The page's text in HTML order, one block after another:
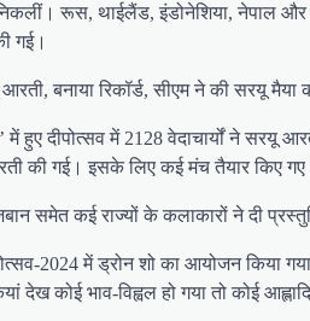
निकलीं। रूस, थाईलैंड, इंडोनेशिया, नेपाल
गई।
आरती, बनाया रिकॉर्ड, सीएम ने की सरयू मैया
में हुए दीपोत्सव में 2128 वेदाचार्यों ने
की गई। इसके लिए कई मंच तैयार किए
समेत कई राज्यों के कलाकारों ने दी
2024 में ड्रोन शो का आयोजन किया
देख कोई भाव-विह्वल हो गया तो कोई